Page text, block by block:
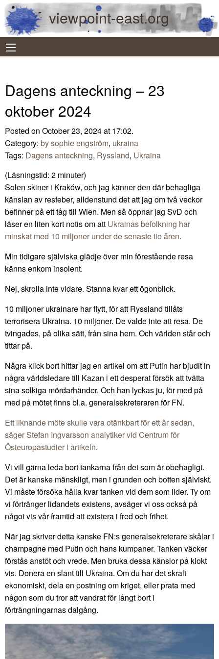
viewpoint-east.org
Dagens anteckning – 23
oktober 2024
Posted on October 23, 2024 at 17:02.
Category: by sophie engström, ukraina
Tags: Dagens anteckning, Ryssland, Ukraina
(Läsningstid: 2 minuter)
Solen skiner i Kraków, och jag känner den där behagliga
känslan av resfeber, alldenstund det att jag om två veckor
befinner på ett tåg till Wien. Men så öppnar jag SvD och
läser en liten kort notis om att Ukrainas befolkning har
minskat med 10 miljoner under de senaste tio åren.
Min tidigare själviska glädje över min förestående resa
känns enkom insolent.
Nej, skrolla inte vidare. Stanna kvar ett ögonblick.
10 miljoner ukrainare har flytt, för att Ryssland tillåts
terrorisera Ukraina. 10 miljoner. De valde inte att resa. De
tvingades, på olika sätt, från sina hem. Och världen står och
tittar på.
Några klick bort hittar jag en artikel om att Putin har bjudit in
några världsledare till Kazan i ett desperat försök att tvätta
sina solkiga mördarhänder. Och han lyckas ju, för med på
med på mötet finns bl.a. generalsekreteraren för FN.
Ett liknande möte skulle vara otänkbart för ett år sedan,
säger Stefan Ingvarsson analytiker vid Centrum för
Östeuropastudier i artikeln.
Vi vill gärna leda bort tankarna från det som är obehagligt.
Det är kanske mänskligt, men i grunden och botten själviskt.
Vi måste försöka hålla kvar tanken vid dem som lider. Ty om
vi förtränger lidandets existens, avsäger vi oss också på
något vis vår framtid att existera i fred och frihet.
När jag skriver detta kanske FN:s generalsekreterare skålar i
champagne med Putin och hans kumpaner. Tanken väcker
förstås anstöt och vrede. Men bruka dessa känslor på klokt
vis. Donera en slant till Ukraina. Om du har det skralt
ekonomiskt, dela en postning om kriget, eller prata med
någon som du tror att vandrat för långt bort i
förträngningarnas dalgång.